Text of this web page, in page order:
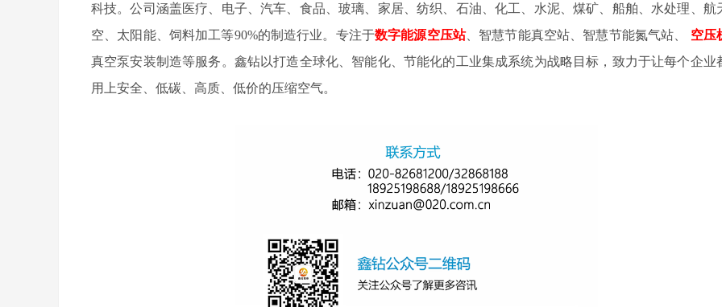
科技。公司涵盖医疗、电子、汽车、食品、玻璃、家居、纺织、石油、化工、水泥、煤矿、船舶、水处理、航
空、太阳能、饲料加工等90%的制造行业。专注于数字能源空压站、智慧节能真空站、智慧节能氮气站、
空压
真空泵安装制造等服务。鑫钻以打造全球化、智能化、节能化的工业集成系统为战略目标，致力于让每个企业
用上安全、低碳、高质、低价的压缩空气。